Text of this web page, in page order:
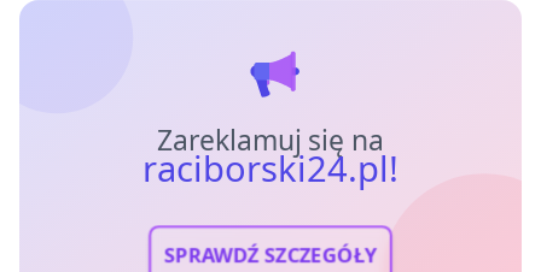
Zareklamuj się na
raciborski24.pl!
SPRAWDŹ SZCZEGÓŁY